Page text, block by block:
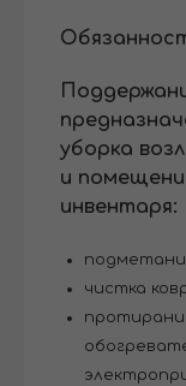
уборка
и
инвентаря:
чистка